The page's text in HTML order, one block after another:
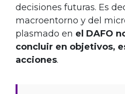
decisiones futuras. Es
macroentorno y del
plasmado en el DAFO
concluir en objetivos,
acciones.